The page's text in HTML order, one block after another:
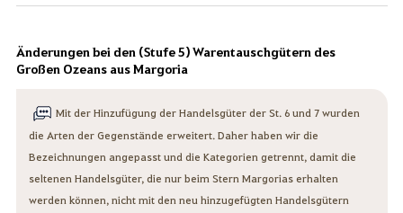
Änderungen bei den (Stufe 5) Warentauschgütern des
Großen Ozeans aus Margoria
Mit der Hinzufügung der Handelsgüter der St. 6 und 7 wurden
die Arten der Gegenstände erweitert. Daher haben wir die
Bezeichnungen angepasst und die Kategorien getrennt, damit die
seltenen Handelsgüter, die nur beim Stern Margorias erhalten
werden können, nicht mit den neu hinzugefügten Handelsgütern